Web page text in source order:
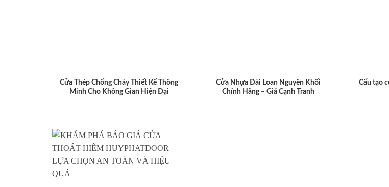
Cửa Thép Chống Cháy Thiết Kế Thông
Minh Cho Không Gian Hiện Đại
Cửa Nhựa Đài Loan Nguyên Khối
Chính Hãng – Giá Cạnh Tranh
Cấu tạo